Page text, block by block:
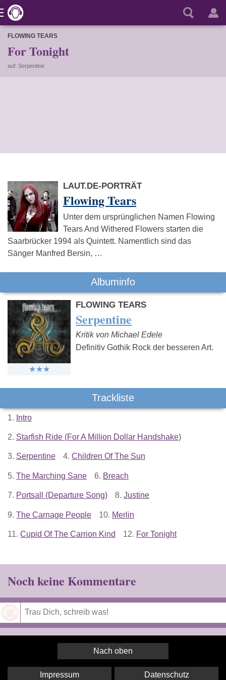
FLOWING TEARS
For Tonight
auf: Serpentine
LAUT.DE-PORTRÄT
Flowing Tears
Unter dem ursprünglichen Namen Flowing
Tears And Withered Flowers starten die
Saarbrücker 1994 als Quintett. Namentlich sind das
Sänger Manfred Bersin, …
Albuminfo
FLOWING TEARS
Serpentine
Kritik von Michael Edele
Definitiv Gothik Rock der besseren Art.
Trackliste
1. Intro
2. Starfish Ride (For A Million Dollar Handshake)
3. Serpentine 4. Children Of The Sun
5. The Marching Sane 6. Breach
7. Portsall (Departure Song) 8. Justine
9. The Carnage People 10. Merlin
11. Cupid Of The Carrion Kind 12. For Tonight
Noch keine Kommentare
Nach oben
Impressum Datenschutz